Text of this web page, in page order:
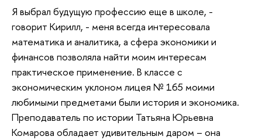
Я выбрал будущую профессию еще в школе, -
говорит Кирилл, - меня всегда интересовала
математика и аналитика, а сфера экономики и
финансов позволяла найти моим интересам
практическое применение. В классе с
экономическим уклоном лицея № 165 моими
любимыми предметами были история и экономика.
Преподаватель по истории Татьяна Юрьевна
Комарова обладает удивительным даром – она